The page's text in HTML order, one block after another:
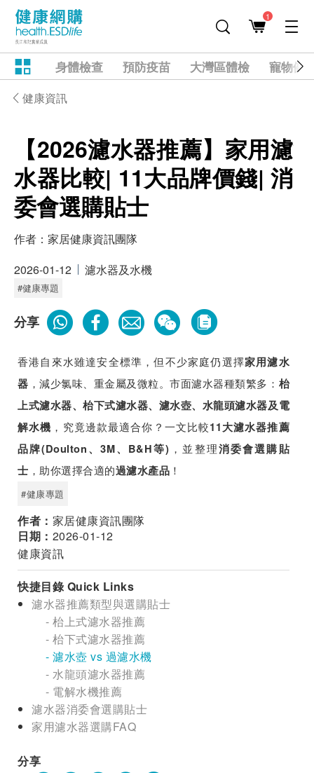
1
身體檢查 預防疫苗 大灣區體檢 寵物健
健康資訊
【2026濾水器推薦】家用濾
水器比較| 11大品牌價錢| 消
委會選購貼士
作者： 家居健康資訊團隊
2026-01-12
濾水器及水機
#健康專題
分享
香港自來水雖達安全標準，但不少家庭仍選擇家用濾水
器 ，減少氯味、重金屬及微粒。市面濾水器種類繁多： 枱
上式濾水器、枱下式濾水器、濾水壺、水龍頭濾水器及電
解水機 ，究竟邊款最適合你？一文比較11大濾水器推薦
品牌(Doulton、3M、B&H等) ，並整理消委會選購貼
士 ，助你選擇合適的過濾水產品 ！
#健康專題
作者： 家居健康資訊團隊
日期： 2026-01-12
健康資訊
快捷目錄 Quick Links
濾水器推薦類型與選購貼士
- 枱上式濾水器推薦
- 枱下式濾水器推薦
- 濾水壺 vs 過濾水機
- 水龍頭濾水器推薦
- 電解水機推薦
濾水器消委會選購貼士
家用濾水器選購FAQ
分享